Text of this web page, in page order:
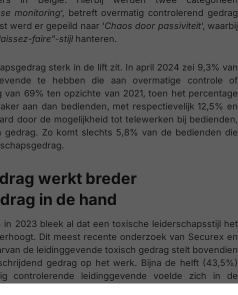
monitoring‘, betreft overmatig controlerend gedrag
werd er gepeild naar ‘Chaos door passiviteit‘, waarbij
faire”-stijl hanteren.
sterk in de lift zit. In april 2024 zei 9,3% van
te hebben die aan overmatige controle of
69% ten opzichte van 2021, toen het percentage
aan dan bedienden, met respectievelijk 12,5% en
door de mogelijkheid tot telewerken bij bedienden,
Zo komt slechts 5,8% van de bedienden die
werkt breder
in de hand
2023 bleek al dat een toxische leiderschapsstijl het
Dit meest recente onderzoek van Securex en
de leidinggevende toxisch gedrag stelt bovendien
gedrag op het werk. Bijna de helft (43,5%)
controlerende leidinggevende voelde zich in de
van grensoverschrijdend gedrag, zoals verbale of